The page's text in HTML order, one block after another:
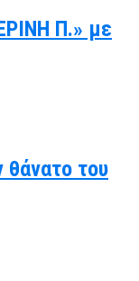
Π.» με
θάνατο του